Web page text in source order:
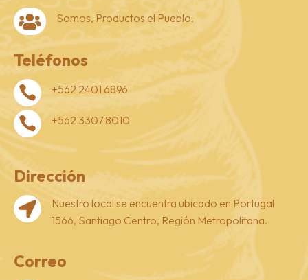
 Somos, Productos el Pueblo.
Teléfonos
 +562 2401 6896
 +562 3307 8010
Dirección

Nuestro local se encuentra ubicado en Portugal
1566, Santiago Centro, Región Metropolitana.
Correo